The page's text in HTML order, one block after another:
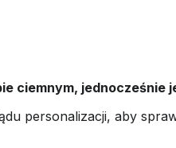
ciemnym, jednocześnie